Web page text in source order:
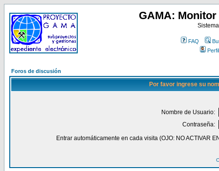
GAMA:
FAQ
Perfil
Foros de discusión
Por favor ingrese su
Nombre de Usuario:
Contraseña:
Entrar automáticamente en cada visita (OJO: NO ACTIVAR